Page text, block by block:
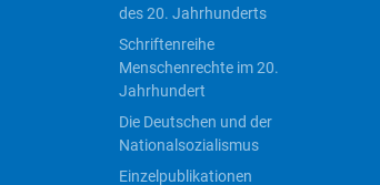
des 20. Jahrhunderts
Schriftenreihe
Menschenrechte im 20.
Jahrhundert
Die Deutschen und der
Nationalsozialismus
Einzelpublikationen